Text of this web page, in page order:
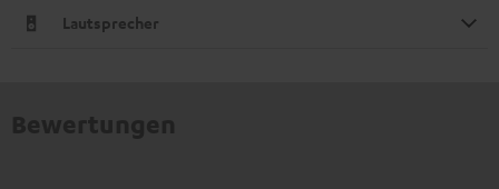
Lautsprecher